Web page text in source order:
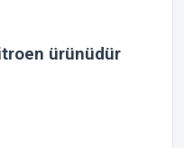
ürünüdür